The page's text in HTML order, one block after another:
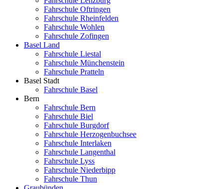
Fahrschule Oftringen
Fahrschule Rheinfelden
Fahrschule Wohlen
Fahrschule Zofingen
Basel Land
Fahrschule Liestal
Fahrschule Münchenstein
Fahrschule Pratteln
Basel Stadt
Fahrschule Basel
Bern
Fahrschule Bern
Fahrschule Biel
Fahrschule Burgdorf
Fahrschule Herzogenbuchsee
Fahrschule Interlaken
Fahrschule Langenthal
Fahrschule Lyss
Fahrschule Niederbipp
Fahrschule Thun